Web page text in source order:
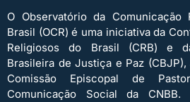
O Observatório da Comunicação
Brasil (OCR) é uma iniciativa da
Religiosos do Brasil (CRB) e
Brasileira de Justiça e Paz
Comissão Episcopal de
Comunicação Social da CNBB.